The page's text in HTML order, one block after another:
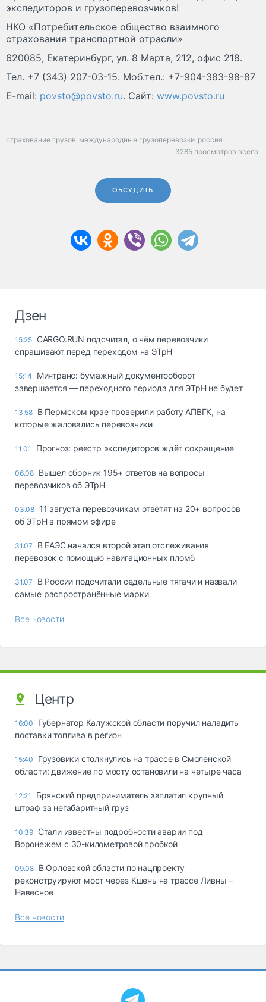
экспедиторов и грузоперевозчиков!
НКО «Потребительское общество взаимного
страхования транспортной отрасли»
620085, Екатеринбург, ул. 8 Марта, 212, офис 218.
Тел. +7 (343) 207-03-15. Моб.тел.: +7-904-383-98-87
E-mail: povsto@povsto.ru. Сайт: www.povsto.ru
страхование грузов международные грузоперевозки россия
3285 просмотров всего.
ОБСУДИТЬ
Дзен
15:25 CARGO.RUN подсчитал, о чём перевозчики
спрашивают перед переходом на ЭТрН
15:14
Минтранс: бумажный документооборот
завершается — переходного периода для ЭТрН не будет
13:58 В Пермском крае проверили работу АПВГК, на
которые жаловались перевозчики
11:01 Прогноз: реестр экспедиторов ждёт сокращение
06.08 Вышел сборник 195+ ответов на вопросы
перевозчиков об ЭТрН
03.08 11 августа перевозчикам ответят на 20+ вопросов
об ЭТрН в прямом эфире
31.07
В ЕАЭС начался второй этап отслеживания
перевозок с помощью навигационных пломб
31.07
В России подсчитали седельные тягачи и назвали
самые распространённые марки
Все новости
Центр
16:00
Губернатор Калужской области поручил наладить
поставки топлива в регион
15:40
Грузовики столкнулись на трассе в Смоленской
области: движение по мосту остановили на четыре часа
12:21
Брянский предприниматель заплатил крупный
штраф за негабаритный груз
10:39 Стали известны подробности аварии под
Воронежем с 30-километровой пробкой
09.08 В Орловской области по нацпроекту
реконструируют мост через Кшень на трассе Ливны –
Навесное
Все новости